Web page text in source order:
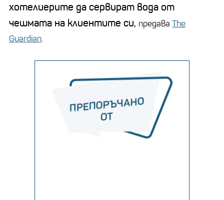
хотелиерите да сервират вода от
чешмата на клиентите си, предава The
Guardian.